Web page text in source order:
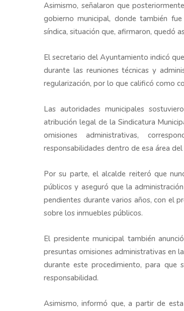
Asimismo, señalaron que
gobierno municipal, donde también
síndica, situación que, afirmaron, quedó
El secretario del Ayuntamiento indicó
durante las reuniones técnicas y
regularización, por lo que calificó como
Las autoridades municipales
atribución legal de la Sindicatura
omisiones administrativas,
responsabilidades dentro de esa área
Por su parte, el alcalde reiteró que
públicos y aseguró que la
pendientes durante varios años, con el
sobre los inmuebles públicos.
El presidente municipal también
presuntas omisiones administrativas en
durante este procedimiento, para que
responsabilidad.
Asimismo, informó que, a partir de